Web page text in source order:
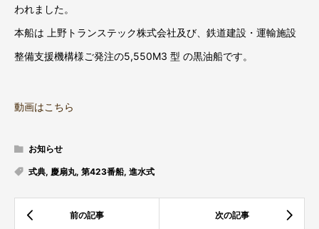
われました。
本船は 上野トランステック株式会社及び、鉄道建設・運輸施設
整備支援機構様ご発注の5,550M3 型 の黒油船です。
動画はこちら
お知らせ
式典, 慶扇丸, 第423番船, 進水式